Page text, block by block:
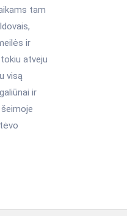
tam
ir
atveju
visą
ir